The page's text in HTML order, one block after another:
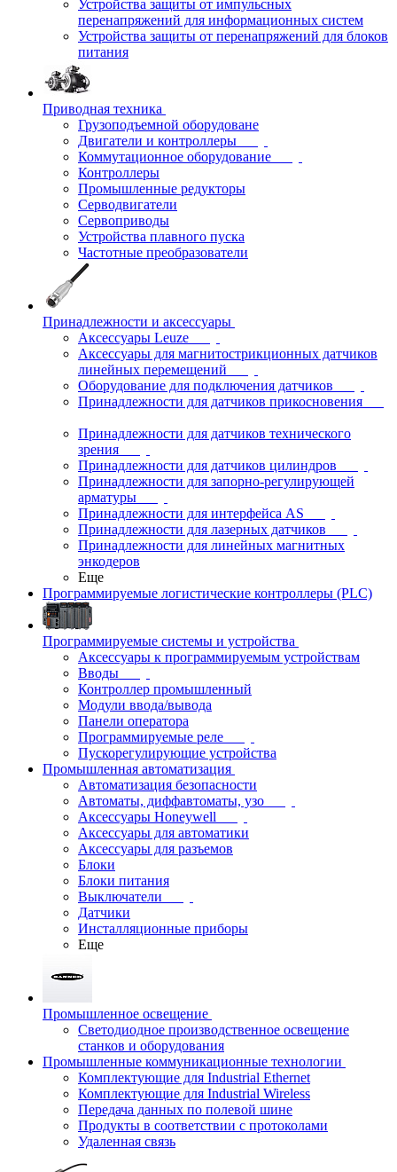
Устройства защиты от импульсных
перенапряжений для информационных систем
Устройства защиты от перенапряжений для блоков
питания
Приводная техника
Грузоподъемной оборудоване
Двигатели и контроллеры
Коммутационное оборудование
Контроллеры
Промышленные редукторы
Серводвигатели
Сервоприводы
Устройства плавного пуска
Частотные преобразователи
Принадлежности и аксессуары
Аксессуары Leuze
Аксессуары для магнитострикционных датчиков
линейных перемещений
Оборудование для подключения датчиков
Принадлежности для датчиков прикосновения
Принадлежности для датчиков технического
зрения
Принадлежности для датчиков цилиндров
Принадлежности для запорно-регулирующей
арматуры
Принадлежности для интерфейса AS
Принадлежности для лазерных датчиков
Принадлежности для линейных магнитных
энкодеров
Еще
Программируемые логистические контроллеры (PLC)
Программируемые системы и устройства
Аксессуары к программируемым устройствам
Вводы
Контроллер промышленный
Модули ввода/вывода
Панели оператора
Программируемые реле
Пускорегулирующие устройства
Промышленная автоматизация
Автоматизация безопасности
Автоматы, диффавтоматы, узо
Аксессуары Honeywell
Аксессуары для автоматики
Аксессуары для разъемов
Блоки
Блоки питания
Выключатели
Датчики
Инсталляционные приборы
Еще
Промышленное освещение
Светодиодное производственное освещение
станков и оборудования
Промышленные коммуникационные технологии
Комплектующие для Industrial Ethernet
Комплектующие для Industrial Wireless
Передача данных по полевой шине
Продукты в соответствии с протоколами
Удаленная связь